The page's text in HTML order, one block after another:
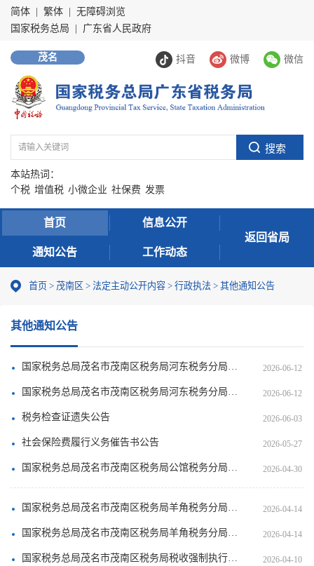
简体 繁体
无障碍浏览
国家税务总局
广东省人民政府
抖音 微博 微信
茂名
本站热词：
个税 增值税 小微企业 社保费 发票
首页 信息公开
通知公告 工作动态
返回省局
首页 > 茂南区 > 法定主动公开内容 > 行政执法 > 其他通知公告
其他通知公告
国家税务总局茂名市茂南区税务局河东税务分局关于送达限期结清或提供欠税担保通知书的公告（2026年第1期） 2026-06-12
国家税务总局茂名市茂南区税务局河东税务分局关于送达催告书的公告（2026年第2期） 2026-06-12
税务检查证遗失公告 2026-06-03
社会保险费履行义务催告书公告 2026-05-27
国家税务总局茂名市茂南区税务局公馆税务分局关于送达催告书的公告（2026年第1期） 2026-04-30
国家税务总局茂名市茂南区税务局羊角税务分局关于送达催告书的公告（2026年第3期） 2026-04-14
国家税务总局茂名市茂南区税务局羊角税务分局关于送达限期结清或提供欠税担保通知书的公告（2026年第2期） 2026-04-14
国家税务总局茂名市茂南区税务局税收强制执行决定书（茂南税 强拍[2026]2号） 2026-04-10